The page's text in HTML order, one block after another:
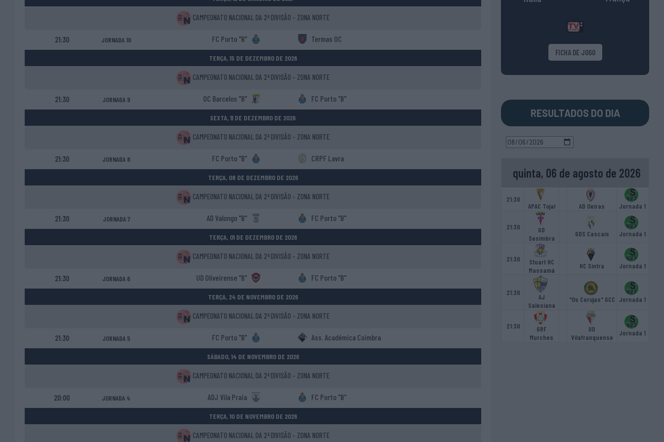
CAMPEONATO NACIONAL DA 2ª DIVISÃO - ZONA NORTE
21:30 JORNADA 10 FC Porto "B" Termas OC
TERÇA, 15 DE DEZEMBRO DE 2026
CAMPEONATO NACIONAL DA 2ª DIVISÃO - ZONA NORTE
21:30 JORNADA 9 OC Barcelos "B" FC Porto "B"
SEXTA, 11 DE DEZEMBRO DE 2026
CAMPEONATO NACIONAL DA 2ª DIVISÃO - ZONA NORTE
21:30 JORNADA 8 FC Porto "B" CRPF Lavra
TERÇA, 08 DE DEZEMBRO DE 2026
CAMPEONATO NACIONAL DA 2ª DIVISÃO - ZONA NORTE
21:30 JORNADA 7 AD Valongo "B" FC Porto "B"
TERÇA, 01 DE DEZEMBRO DE 2026
CAMPEONATO NACIONAL DA 2ª DIVISÃO - ZONA NORTE
21:30 JORNADA 6 UD Oliveirense "B" FC Porto "B"
TERÇA, 24 DE NOVEMBRO DE 2026
CAMPEONATO NACIONAL DA 2ª DIVISÃO - ZONA NORTE
21:30 JORNADA 5 FC Porto "B" Ass. Académica Coimbra
SÁBADO, 14 DE NOVEMBRO DE 2026
CAMPEONATO NACIONAL DA 2ª DIVISÃO - ZONA NORTE
20:00 JORNADA 4 ADJ Vila Praia FC Porto "B"
TERÇA, 10 DE NOVEMBRO DE 2026
CAMPEONATO NACIONAL DA 2ª DIVISÃO - ZONA NORTE
FICHA DE JOGO
RESULTADOS DO DIA
quinta, 06 de agosto de 2026
21:30
APAC Tojal
AD Oeiras Jornada 1
21:30
GD
Sesimbra
GDS Cascais Jornada 1
21:30
Stuart HC
Massamá
HC Sintra Jornada 1
21:30
AJ
Salesiana
"Os Corujas" GCC Jornada 1
21:30
GRF
Murches
UD
Vilafranquense
Jornada 1